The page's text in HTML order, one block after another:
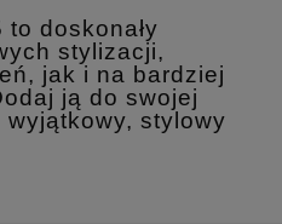
doskonały
stylizacji,
jak i na bardziej
ją do swojej
stylowy